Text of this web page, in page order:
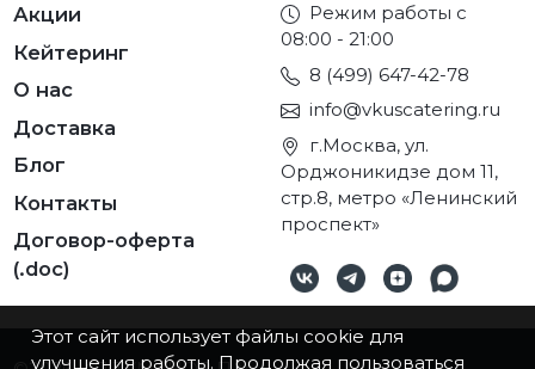
Акции
Кейтеринг
О нас
Доставка
Блог
Контакты
Договор-оферта
(.doc)
Режим работы с
08:00 - 21:00
8 (499) 647-42-78
info@vkuscatering.ru
г.Москва, ул.
Орджоникидзе дом 11,
стр.8, метро «Ленинский
проспект»
Этот сайт использует файлы cookie для
улучшения работы. Продолжая пользоваться